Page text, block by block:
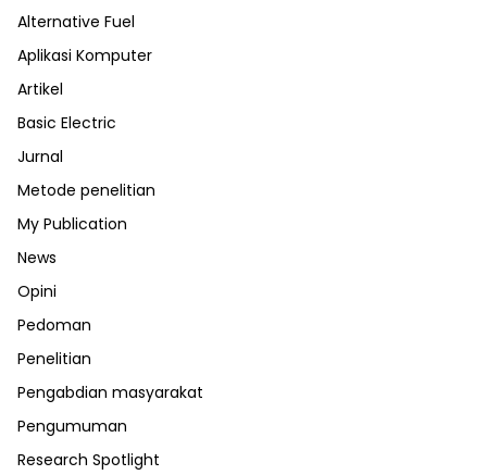
Alternative Fuel
Aplikasi Komputer
Artikel
Basic Electric
Jurnal
Metode penelitian
My Publication
News
Opini
Pedoman
Penelitian
Pengabdian masyarakat
Pengumuman
Research Spotlight